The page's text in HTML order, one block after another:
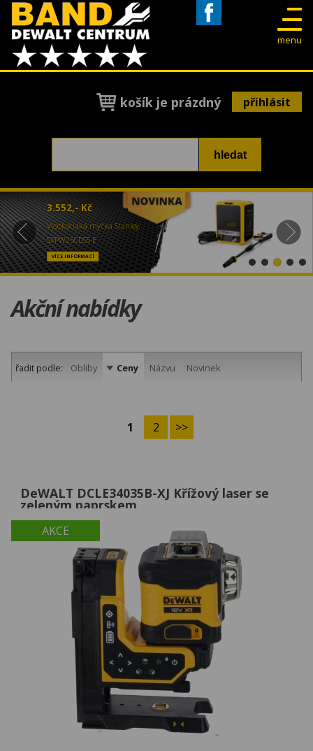
menu
košík je prázdný přihlásit
3.552,- Kč
Vysokotlaká myčka Stanley
SXPW25CDSS-E
VÍCE INFORMACÍ
Akční nabídky
řadit podle: Obliby Ceny Názvu Novinek
1 2 >>
AKCE
DeWALT DCLE34035B-XJ Křížový laser se
zeleným paprskem